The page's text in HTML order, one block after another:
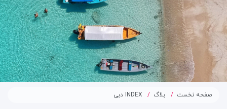
صفحه نخست بلاگ INDEX دبی